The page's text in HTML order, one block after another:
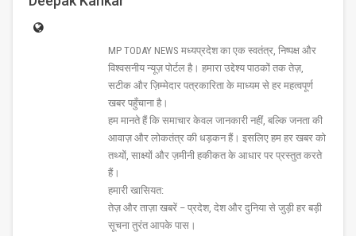
MP TODAY NEWS मध्यप्रदेश का एक स्वतंत्र, निष्पक्ष और
विश्वसनीय न्यूज़ पोर्टल है। हमारा उद्देश्य पाठकों तक तेज़,
सटीक और ज़िम्मेदार पत्रकारिता के माध्यम से हर महत्वपूर्ण
खबर पहुँचाना है।
हम मानते हैं कि समाचार केवल जानकारी नहीं, बल्कि जनता की
आवाज़ और लोकतंत्र की धड़कन हैं। इसलिए हम हर खबर को
तथ्यों, साक्ष्यों और ज़मीनी हकीकत के आधार पर प्रस्तुत करते
हैं।
हमारी खासियत:
तेज़ और ताज़ा खबरें – प्रदेश, देश और दुनिया से जुड़ी हर बड़ी
सूचना तुरंत आपके पास।